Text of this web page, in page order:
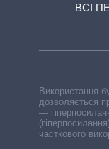
ВСІ
Використання
дозволяється
—
часткового